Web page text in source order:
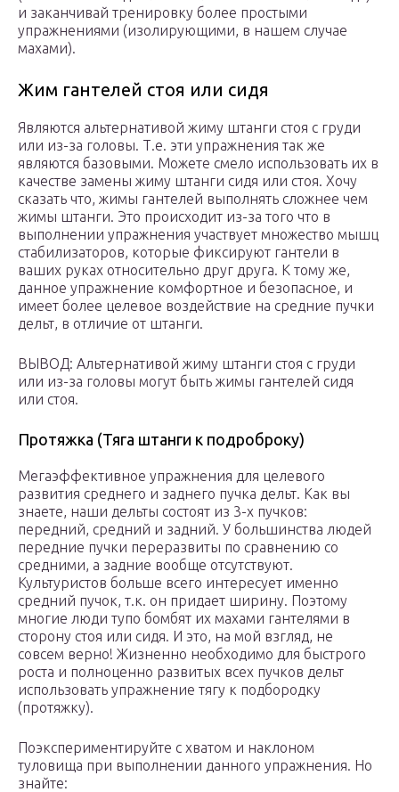
и заканчивай тренировку более простыми
упражнениями (изолирующими, в нашем случае
махами).
Жим гантелей стоя или сидя
Являются альтернативой жиму штанги стоя с груди
или из-за головы. Т.е. эти упражнения так же
являются базовыми. Можете смело использовать их в
качестве замены жиму штанги сидя или стоя. Хочу
сказать что, жимы гантелей выполнять сложнее чем
жимы штанги. Это происходит из-за того что в
выполнении упражнения участвует множество мышц
стабилизаторов, которые фиксируют гантели в
ваших руках относительно друг друга. К тому же,
данное упражнение комфортное и безопасное, и
имеет более целевое воздействие на средние пучки
дельт, в отличие от штанги.
ВЫВОД: Альтернативой жиму штанги стоя с груди
или из-за головы могут быть жимы гантелей сидя
или стоя.
Протяжка (Тяга штанги к подроброку)
Мегаэффективное упражнения для целевого
развития среднего и заднего пучка дельт. Как вы
знаете, наши дельты состоят из 3-х пучков:
передний, средний и задний. У большинства людей
передние пучки переразвиты по сравнению со
средними, а задние вообще отсутствуют.
Культуристов больше всего интересует именно
средний пучок, т.к. он придает ширину. Поэтому
многие люди тупо бомбят их махами гантелями в
сторону стоя или сидя. И это, на мой взгляд, не
совсем верно! Жизненно необходимо для быстрого
роста и полноценно развитых всех пучков дельт
использовать упражнение тягу к подбородку
(протяжку).
Поэкспериментируйте с хватом и наклоном
туловища при выполнении данного упражнения. Но
знайте: